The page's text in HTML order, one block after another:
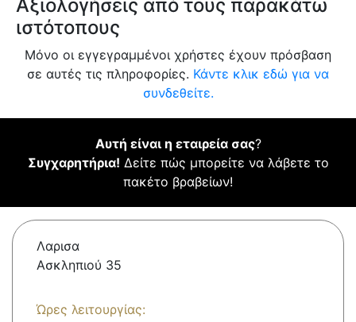
Αξιολογήσεις από τους παρακάτω
ιστότοπους
Μόνο οι εγγεγραμμένοι χρήστες έχουν πρόσβαση
σε αυτές τις πληροφορίες. Κάντε κλικ εδώ για να
συνδεθείτε.
Αυτή είναι η εταιρεία σας?
Συγχαρητήρια! Δείτε πώς μπορείτε να λάβετε το
πακέτο βραβείων!
Λαρισα
Ασκληπιού 35
Ώρες λειτουργίας: